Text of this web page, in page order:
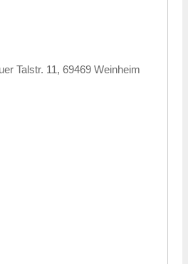
Talstr. 11, 69469 Weinheim